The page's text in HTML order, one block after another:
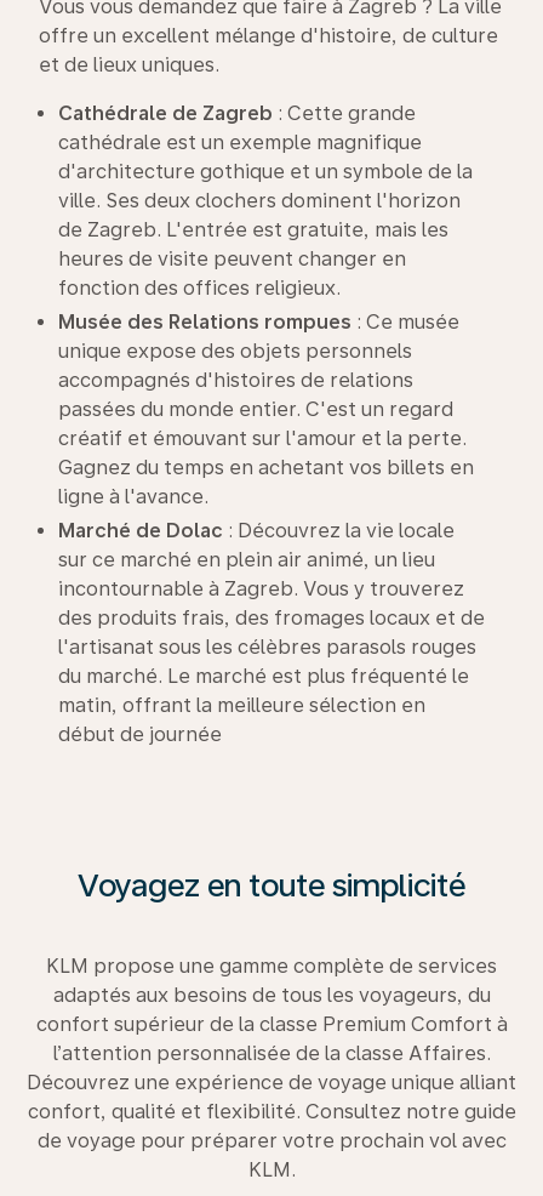
Vous vous demandez que faire à Zagreb ? La ville
offre un excellent mélange d'histoire, de culture
et de lieux uniques.
Cathédrale de Zagreb : Cette grande
cathédrale est un exemple magnifique
d'architecture gothique et un symbole de la
ville. Ses deux clochers dominent l'horizon
de Zagreb. L'entrée est gratuite, mais les
heures de visite peuvent changer en
fonction des offices religieux.
Musée des Relations rompues : Ce musée
unique expose des objets personnels
accompagnés d'histoires de relations
passées du monde entier. C'est un regard
créatif et émouvant sur l'amour et la perte.
Gagnez du temps en achetant vos billets en
ligne à l'avance.
Marché de Dolac : Découvrez la vie locale
sur ce marché en plein air animé, un lieu
incontournable à Zagreb. Vous y trouverez
des produits frais, des fromages locaux et de
l'artisanat sous les célèbres parasols rouges
du marché. Le marché est plus fréquenté le
matin, offrant la meilleure sélection en
début de journée
Voyagez en toute simplicité
KLM propose une gamme complète de services
adaptés aux besoins de tous les voyageurs, du
confort supérieur de la classe Premium Comfort à
l’attention personnalisée de la classe Affaires.
Découvrez une expérience de voyage unique alliant
confort, qualité et flexibilité. Consultez notre guide
de voyage pour préparer votre prochain vol avec
KLM.